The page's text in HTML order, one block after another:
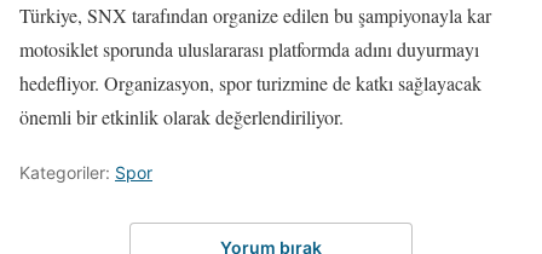
Türkiye, SNX tarafından organize edilen bu şampiyonayla kar
motosiklet sporunda uluslararası platformda adını duyurmayı
hedefliyor. Organizasyon, spor turizmine de katkı sağlayacak
önemli bir etkinlik olarak değerlendiriliyor.
Kategoriler: Spor
Yorum bırak